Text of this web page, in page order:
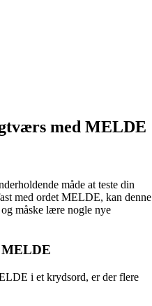
med MELDE
måde at teste din
med ordet MELDE, kan denne
måske lære nogle nye
MELDE
i et krydsord, er der flere